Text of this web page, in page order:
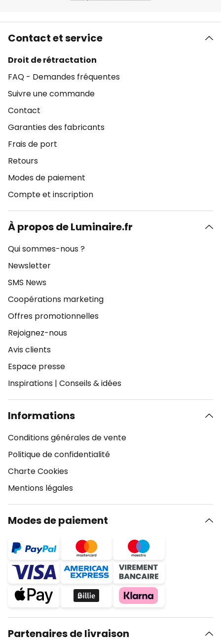
Contact et service
Droit de rétractation
FAQ - Demandes fréquentes
Suivre une commande
Contact
Garanties des fabricants
Frais de port
Retours
Modes de paiement
Compte et inscription
À propos de Luminaire.fr
Qui sommes-nous ?
Newsletter
SMS News
Coopérations marketing
Offres promotionnelles
Rejoignez-nous
Avis clients
Espace presse
Inspirations | Conseils & idées
Informations
Conditions générales de vente
Politique de confidentialité
Charte Cookies
Mentions légales
Modes de paiement
Partenaires de livraison